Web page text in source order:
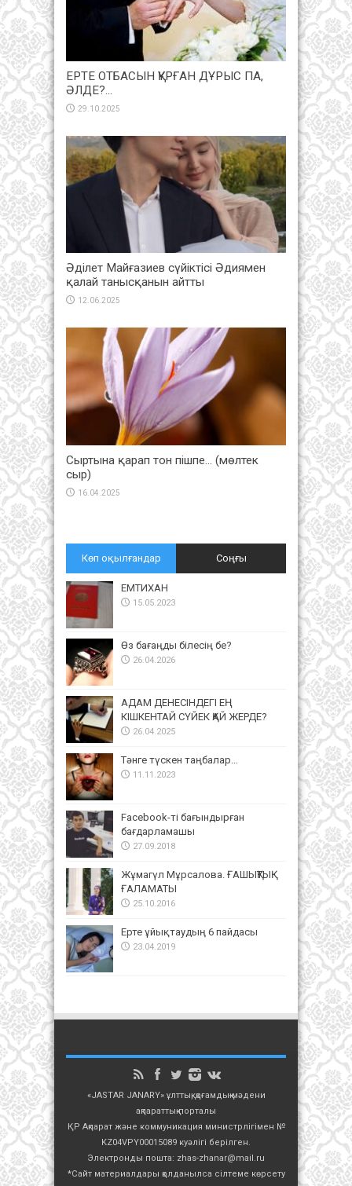
ЕРТЕ ОТБАСЫН ҚҰРҒАН ДҰРЫС ПА,
ӘЛДЕ?…
29.10.2025
Әділет Майғазиев сүйіктісі Әдиямен
қалай танысқанын айтты
12.06.2025
Сыртына қарап тон пішпе… (мөлтек
сыр)
16.04.2025
Көп оқылғандар Соңғы
ЕМТИХАН
15.05.2023
Өз бағаңды білесің бе?
26.04.2026
АДАМ ДЕНЕСІНДЕГІ ЕҢ
КІШКЕНТАЙ СҮЙЕК ҚАЙ ЖЕРДЕ?
26.04.2025
Тәнге түскен таңбалар…
11.11.2023
Facebook-ті бағындырған
бағдарламашы
27.09.2018
Жұмагүл Мұрсалова. ҒАШЫҚТЫҚ
ҒАЛАМАТЫ
25.10.2016
Ерте ұйықтаудың 6 пайдасы
23.04.2019
«JASTAR JANARY» ұлттық, қоғамдық-мәдени
ақпараттық порталы
ҚР Ақпарат және коммуникация министрлігімен №
KZ04VPY00015089 куәлігі берілген.
Электронды пошта: zhas-zhanar@mail.ru
*Сайт материалдары қолданылса сілтеме көрсету